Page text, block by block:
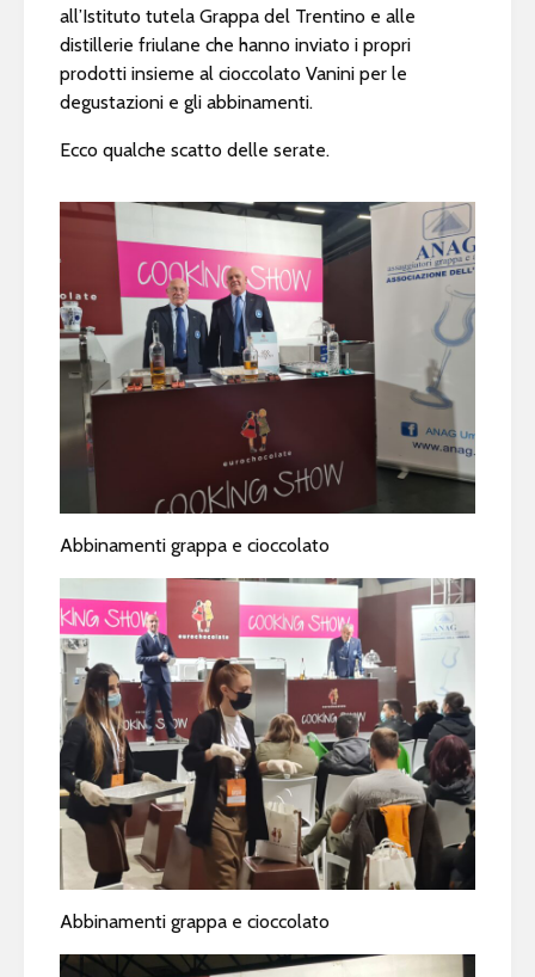
all’Istituto tutela Grappa del Trentino e alle
distillerie friulane che hanno inviato i propri
prodotti insieme al cioccolato Vanini per le
degustazioni e gli abbinamenti.
Ecco qualche scatto delle serate.
Abbinamenti grappa e cioccolato
Abbinamenti grappa e cioccolato